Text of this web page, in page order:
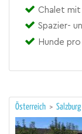
Chalet
Spazier-
Hunde
Österreich > Salzburg